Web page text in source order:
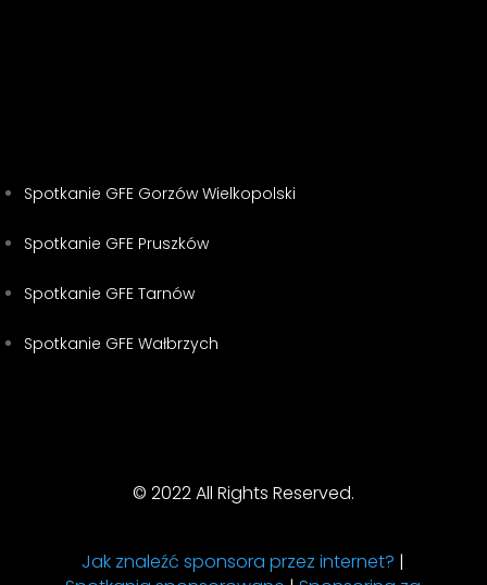
Spotkanie GFE Gorzów Wielkopolski
Spotkanie GFE Pruszków
Spotkanie GFE Tarnów
Spotkanie GFE Wałbrzych
© 2022 All Rights Reserved.
Jak znaleźć sponsora przez internet? |